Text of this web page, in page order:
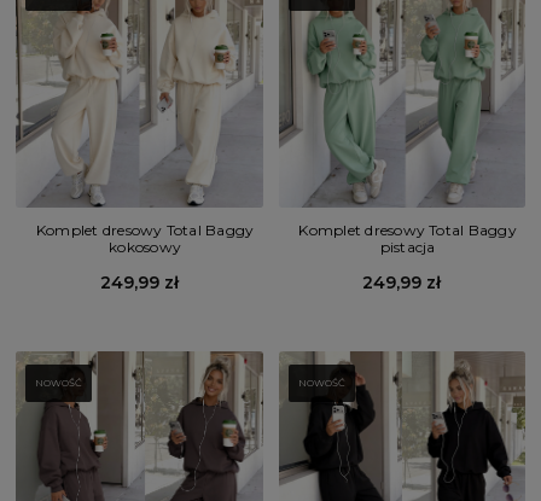
Komplet dresowy Total Baggy
kokosowy
249,99 zł
Komplet dresowy Total Baggy
pistacja
249,99 zł
NOWOŚĆ NOWOŚĆ